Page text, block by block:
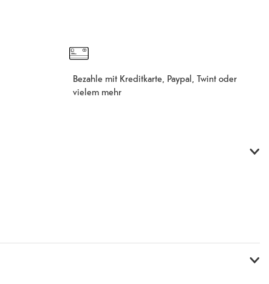
Bezahle mit Kreditkarte, Paypal, Twint oder
vielem mehr